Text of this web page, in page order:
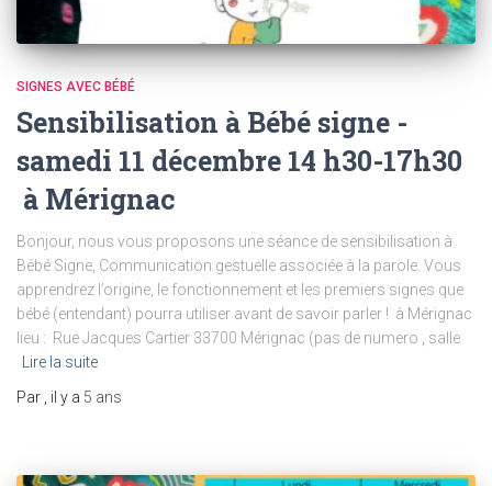
SIGNES AVEC BÉBÉ
Sensibilisation à Bébé signe -
samedi 11 décembre 14 h30-17h30
à Mérignac
Bonjour, nous vous proposons une séance de sensibilisation à
Bébé Signe, Communication gestuelle associée à la parole. Vous
apprendrez l’origine, le fonctionnement et les premiers signes que
bébé (entendant) pourra utiliser avant de savoir parler ! à Mérignac
lieu : Rue Jacques Cartier 33700 Mérignac (pas de numero , salle
Lire la suite
Par
, il y a 5 ans